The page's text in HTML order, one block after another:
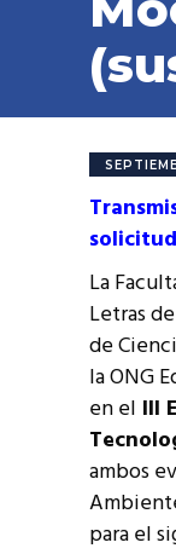
La
Letras
de
la ONG
en el III
ambos
para el